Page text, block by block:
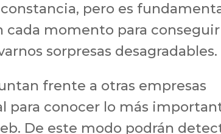
pero es
cada momento para conseguir
sorpresas desagradables.
frente a otras empresas
para conocer lo más
De este modo podrán